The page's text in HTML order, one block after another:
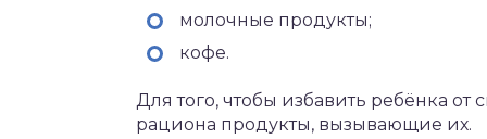
молочные продукты;
кофе.
Для того, чтобы избавить ребёнка от
рациона продукты, вызывающие их.